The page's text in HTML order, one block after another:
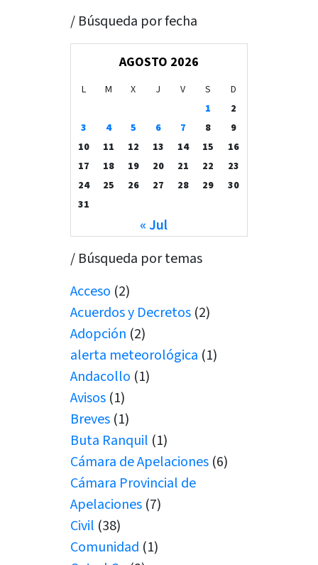
/ Búsqueda por fecha
AGOSTO 2026
L M X J V S
D
1
2
3
4 5 6 7 8
9
10
11 12 13 14 15
16
17
18 19 20 21 22
23
24
25 26 27 28 29
30
31
« Jul
/ Búsqueda por temas
Acceso (2)
Acuerdos y Decretos (2)
Adopción (2)
alerta meteorológica (1)
Andacollo (1)
Avisos (1)
Breves (1)
Buta Ranquil (1)
Cámara de Apelaciones (6)
Cámara Provincial de
Apelaciones (7)
Civil (38)
Comunidad (1)